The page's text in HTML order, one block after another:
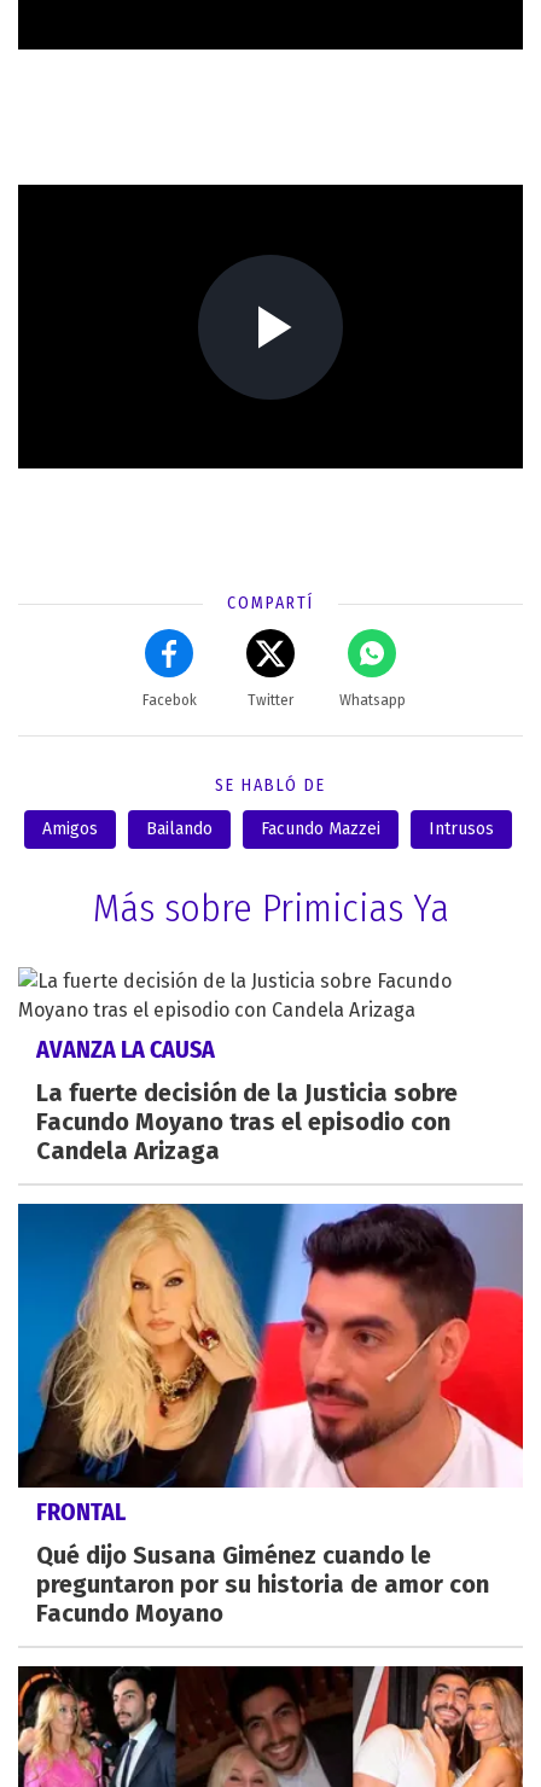
COMPARTÍ
Facebok Twitter Whatsapp
SE HABLÓ DE
Amigos Bailando Facundo Mazzei Intrusos
Más sobre Primicias Ya
AVANZA LA CAUSA
La fuerte decisión de la Justicia sobre
Facundo Moyano tras el episodio con
Candela Arizaga
FRONTAL
Qué dijo Susana Giménez cuando le
preguntaron por su historia de amor con
Facundo Moyano